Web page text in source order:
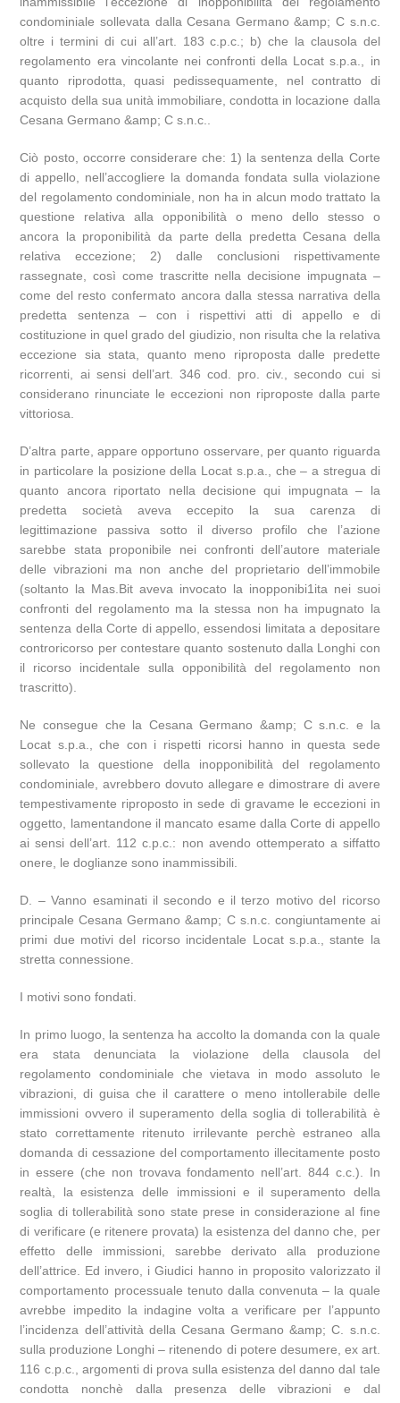
condominiale sollevata dalla Cesana Germano &amp; C s.n.c.
oltre i termini di cui all’art. 183 c.p.c.; b) che la clausola del
regolamento era vincolante nei confronti della Locat s.p.a., in
quanto riprodotta, quasi pedissequamente, nel contratto di
acquisto della sua unità immobiliare, condotta in locazione dalla
Cesana Germano &amp; C s.n.c..
Ciò posto, occorre considerare che: 1) la sentenza della Corte
di appello, nell’accogliere la domanda fondata sulla violazione
del regolamento condominiale, non ha in alcun modo trattato la
questione relativa alla opponibilità o meno dello stesso o
ancora la proponibilità da parte della predetta Cesana della
relativa eccezione; 2) dalle conclusioni rispettivamente
rassegnate, così come trascritte nella decisione impugnata –
come del resto confermato ancora dalla stessa narrativa della
predetta sentenza – con i rispettivi atti di appello e di
costituzione in quel grado del giudizio, non risulta che la relativa
eccezione sia stata, quanto meno riproposta dalle predette
ricorrenti, ai sensi dell’art. 346 cod. pro. civ., secondo cui si
considerano rinunciate le eccezioni non riproposte dalla parte
vittoriosa.
D’altra parte, appare opportuno osservare, per quanto riguarda
in particolare la posizione della Locat s.p.a., che – a stregua di
quanto ancora riportato nella decisione qui impugnata – la
predetta società aveva eccepito la sua carenza di
legittimazione passiva sotto il diverso profilo che l’azione
sarebbe stata proponibile nei confronti dell’autore materiale
delle vibrazioni ma non anche del proprietario dell’immobile
(soltanto la Mas.Bit aveva invocato la inopponibi1ita nei suoi
confronti del regolamento ma la stessa non ha impugnato la
sentenza della Corte di appello, essendosi limitata a depositare
controricorso per contestare quanto sostenuto dalla Longhi con
il ricorso incidentale sulla opponibilità del regolamento non
trascritto).
Ne consegue che la Cesana Germano &amp; C s.n.c. e la
Locat s.p.a., che con i rispetti ricorsi hanno in questa sede
sollevato la questione della inopponibilità del regolamento
condominiale, avrebbero dovuto allegare e dimostrare di avere
tempestivamente riproposto in sede di gravame le eccezioni in
oggetto, lamentandone il mancato esame dalla Corte di appello
ai sensi dell’art. 112 c.p.c.: non avendo ottemperato a siffatto
onere, le doglianze sono inammissibili.
D. – Vanno esaminati il secondo e il terzo motivo del ricorso
principale Cesana Germano &amp; C s.n.c. congiuntamente ai
primi due motivi del ricorso incidentale Locat s.p.a., stante la
stretta connessione.
I motivi sono fondati.
In primo luogo, la sentenza ha accolto la domanda con la quale
era stata denunciata la violazione della clausola del
regolamento condominiale che vietava in modo assoluto le
vibrazioni, di guisa che il carattere o meno intollerabile delle
immissioni ovvero il superamento della soglia di tollerabilità è
stato correttamente ritenuto irrilevante perchè estraneo alla
domanda di cessazione del comportamento illecitamente posto
in essere (che non trovava fondamento nell’art. 844 c.c.). In
realtà, la esistenza delle immissioni e il superamento della
soglia di tollerabilità sono state prese in considerazione al fine
di verificare (e ritenere provata) la esistenza del danno che, per
effetto delle immissioni, sarebbe derivato alla produzione
dell’attrice. Ed invero, i Giudici hanno in proposito valorizzato il
comportamento processuale tenuto dalla convenuta – la quale
avrebbe impedito la indagine volta a verificare per l’appunto
l’incidenza dell’attività della Cesana Germano &amp; C. s.n.c.
sulla produzione Longhi – ritenendo di potere desumere, ex art.
116 c.p.c., argomenti di prova sulla esistenza del danno dal tale
condotta nonchè dalla presenza delle vibrazioni e dal